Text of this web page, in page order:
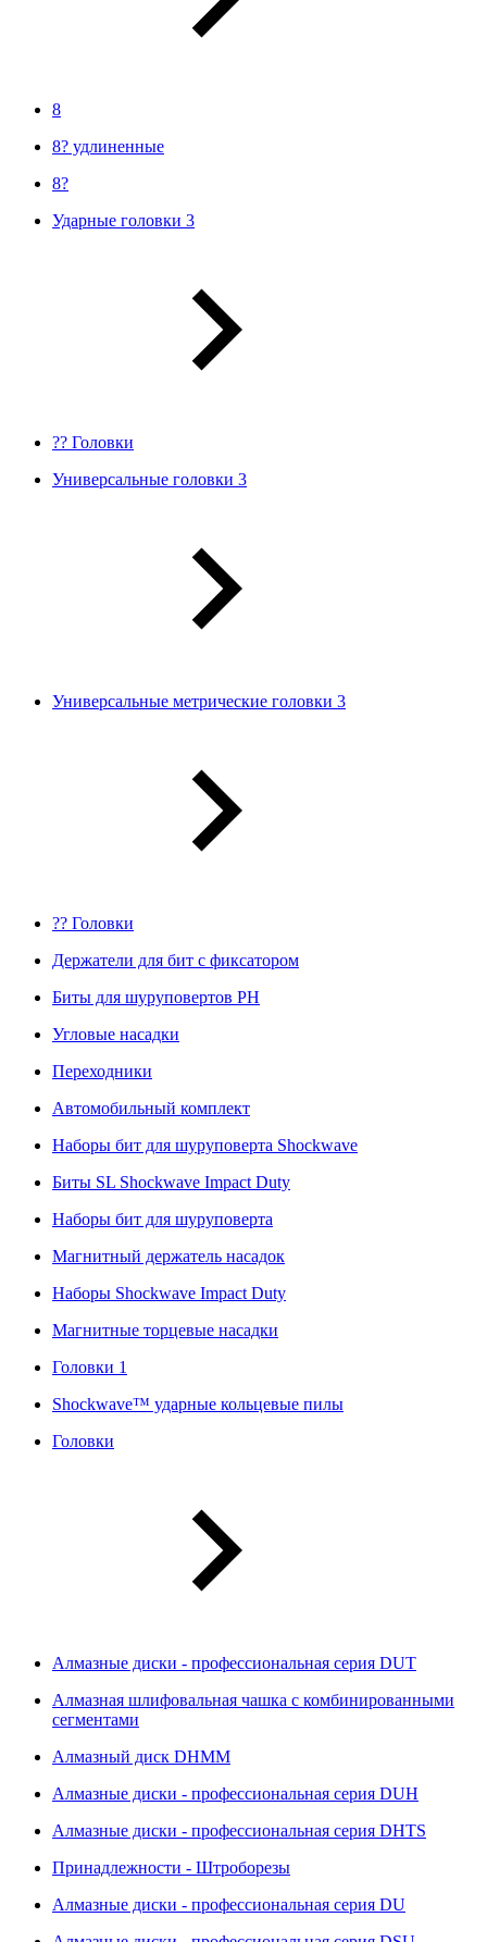
8
8? удлиненные
8?
Ударные головки 3
?? Головки
Универсальные головки 3
Универсальные метрические головки 3
?? Головки
Держатели для бит с фиксатором
Биты для шуруповертов PH
Угловые насадки
Переходники
Автомобильный комплект
Наборы бит для шуруповерта Shockwave
Биты SL Shockwave Impact Duty
Наборы бит для шуруповерта
Магнитный держатель насадок
Наборы Shockwave Impact Duty
Магнитные торцевые насадки
Головки 1
Shockwave™ ударные кольцевые пилы
Головки
Алмазные диски - профессиональная серия DUT
Алмазная шлифовальная чашка с комбинированными
сегментами
Алмазный диск DHMM
Алмазные диски - профессиональная серия DUH
Алмазные диски - профессиональная серия DHTS
Принадлежности - Штроборезы
Алмазные диски - профессиональная серия DU